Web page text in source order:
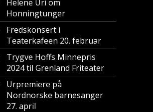
Helene Uri om
Honningtunger
Fredskonsert i
Teaterkafeen 20. februar
Trygve Hoffs Minnepris
2024 til Grenland Friteater
Urpremiere på
Nordnorske barnesanger
27. april